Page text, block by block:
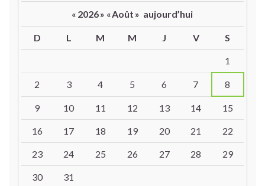
« 2026» «Août » aujourd’hui
D L M M J V S
1
2 3 4 5 6 7 8
9 10 11 12 13 14 15
16 17 18 19 20 21 22
23 24 25 26 27 28 29
30 31